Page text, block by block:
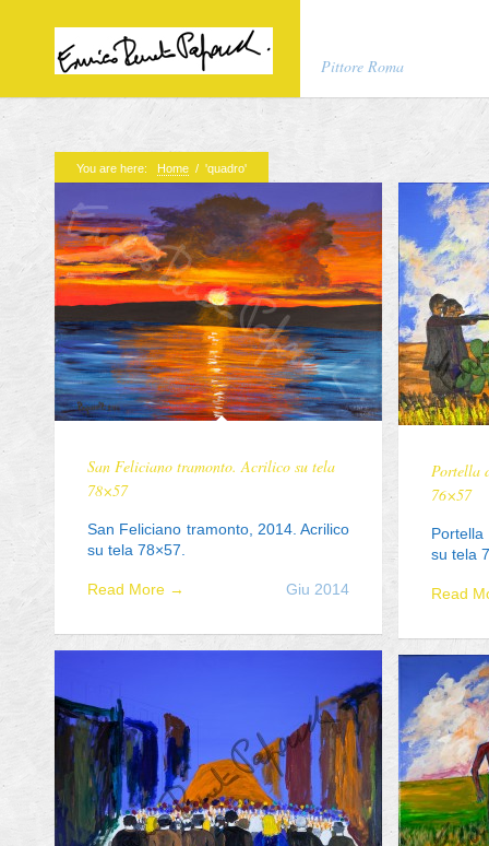
Articoli recenti
La Gerusalemme
tela 80×61
San Feliciano
78×57
L’albero della vita.
76×57
Portella della
76×57
Pittore Roma
You are here: Home / 'quadro'
San Feliciano tramonto. Acrilico su tela
78×57
San Feliciano tramonto, 2014. Acrilico
su tela 78×57.
Giu 2014
Read More →
Portella
76×57
su tela
Read